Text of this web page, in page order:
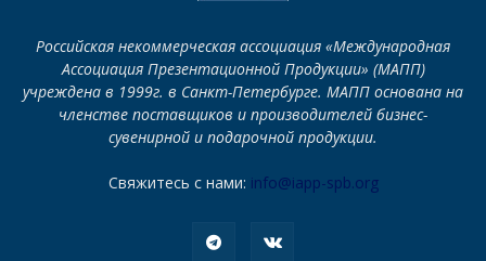
Российская некоммерческая ассоциация «Международная
Ассоциация Презентационной Продукции» (МАПП)
учреждена в 1999г. в Санкт-Петербурге. МАПП основана на
членстве поставщиков и производителей бизнес-
сувенирной и подарочной продукции.
Свяжитесь с нами: info@iapp-spb.org